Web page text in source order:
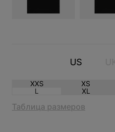
US
XXS XS
L
XL
Таблица размеров